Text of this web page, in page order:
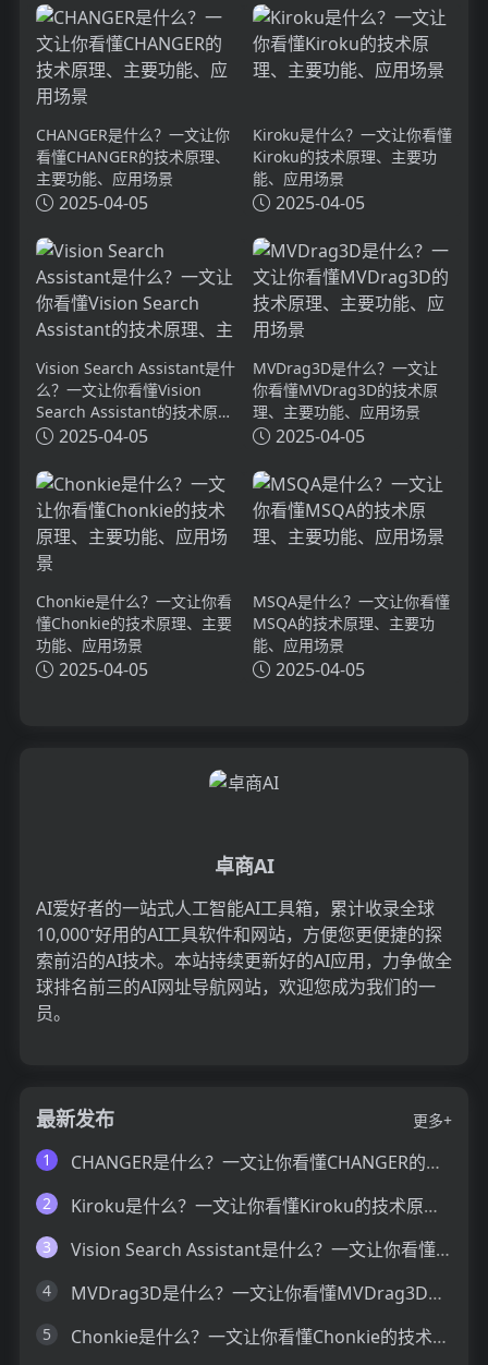
CHANGER是什么？一文让你
看懂CHANGER的技术原理、
主要功能、应用场景
2025-04-05
Kiroku是什么？一文让你看懂
Kiroku的技术原理、主要功
能、应用场景
2025-04-05
Vision Search Assistant是什
么？一文让你看懂Vision
Search Assistant的技术原
理、主要功能、应用场景
2025-04-05
MVDrag3D是什么？一文让
你看懂MVDrag3D的技术原
理、主要功能、应用场景
2025-04-05
Chonkie是什么？一文让你看
懂Chonkie的技术原理、主要
功能、应用场景
2025-04-05
MSQA是什么？一文让你看懂
MSQA的技术原理、主要功
能、应用场景
2025-04-05
卓商AI
AI爱好者的一站式人工智能AI工具箱，累计收录全球
10,000⁺好用的AI工具软件和网站，方便您更便捷的探
索前沿的AI技术。本站持续更新好的AI应用，力争做全
球排名前三的AI网址导航网站，欢迎您成为我们的一
员。
最新发布
更多+
1
CHANGER是什么？一文让你看懂CHANGER的技术原理、主要功能、应用场景
2 Kiroku是什么？一文让你看懂Kiroku的技术原理、主要功能、应用场景
3 Vision Search Assistant是什么？一文让你看懂Vision Search Assistant的技术原理、主要功能、应用场景
4 MVDrag3D是什么？一文让你看懂MVDrag3D的技术原理、主要功能、应用场景
5 Chonkie是什么？一文让你看懂Chonkie的技术原理、主要功能、应用场景